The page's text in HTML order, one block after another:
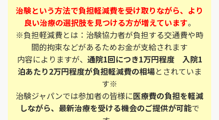
治験という方法で負担軽減費を受け取りながら、より
良い治療の選択肢を見つける方が増えています。
※負担軽減費とは：治験協力者が負担する交通費や時
間的拘束などがあるためお金が支給されます
内容によりますが、 通院1回につき1万円程度 入院1
泊あたり2万円程度が負担軽減費の相場とされていま
す※
治験ジャパンでは参加者の皆様に医療費の負担を軽減
しながら、最新治療を受ける機会のご提供が可能で